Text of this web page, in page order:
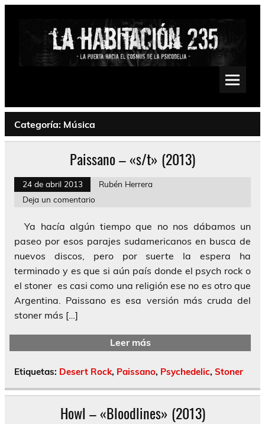
Saltar
Psychedelic, Stoner, Doom, Sludge, Fuzz, Space, Drone
Categoría: Música
Paissano – «s/t» (2013)
24 de abril 2013
Rubén Herrera
Deja un comentario
Ya hacía algún tiempo que no nos dábamos un
paseo por esos parajes sudamericanos en busca de
nuevos discos, pero por suerte la espera ha
terminado y es que si aún país donde el psych rock o
el stoner es casi como una religión ese no es otro que
Argentina. Paissano es esa versión más cruda del
stoner más […]
Leer más
Etiquetas: Desert Rock, Paissano, Psychedelic, Stoner
Howl – «Bloodlines» (2013)